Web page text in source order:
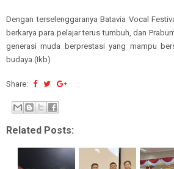
Dengan terselenggaranya Batavia Vocal
berkarya para pelajar terus tumbuh, dan
generasi muda berprestasi yang mampu
budaya.(Ikb)
Share:
Related Posts: